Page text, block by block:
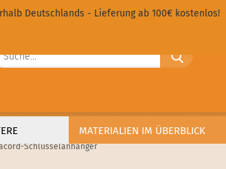
Deutschlands - Lieferung ab 100€ kostenlos!
MATERIALIEN IM ÜBERBLICK
Schlüsselanhänger